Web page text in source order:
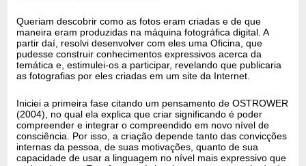
Queriam descobrir como as fotos eram criadas e de que
maneira eram produzidas na máquina fotográfica digital. A
partir daí, resolvi desenvolver com eles uma Oficina, que
pudesse construir conhecimentos expressivos acerca da
temática e, estimulei-os a participar, revelando que publicaria
as fotografias por eles criadas em um site da Internet.
Iniciei a primeira fase citando um pensamento de OSTROWER
(2004), no qual ela explica que criar significando é poder
compreender e integrar o compreendido em novo nível de
consciência. Por isso, a criação depende tanto das convicções
internas da pessoa, de suas motivações, quanto de sua
capacidade de usar a linguagem no nível mais expressivo que